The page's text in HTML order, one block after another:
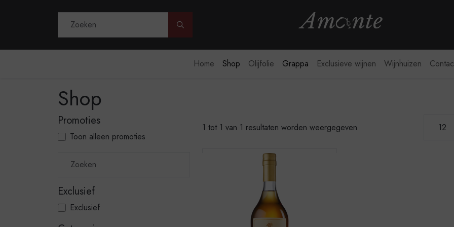
Home Shop Olijfolie Grappa Exclusieve wijnen Wijnhuizen
Shop
Promoties
Toon alleen promoties
Exclusief
Exclusief
1 tot 1 van 1 resultaten worden weergegeven